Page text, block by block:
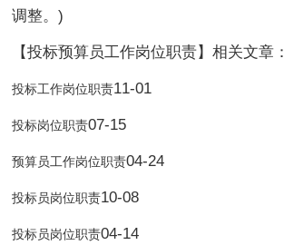
调整。)
【投标预算员工作岗位职责】相关文章：
投标工作岗位职责11-01
投标岗位职责07-15
预算员工作岗位职责04-24
投标员岗位职责10-08
投标员岗位职责04-14